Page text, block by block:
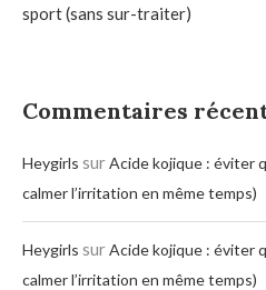
sport (sans sur-traiter)
Commentaires
Heygirls surAcide kojique : éviter
calmer l’irritation en même temps)
Heygirls surAcide kojique : éviter
calmer l’irritation en même temps)